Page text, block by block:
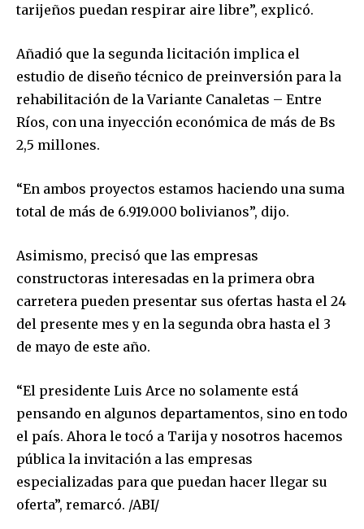
Join our community of
SUBSCRIBERS and be part of the
conversation.
To subscribe, simply enter your email address on our website
or click the subscribe button below. Don't worry, we respect
your privacy and won't spam your inbox. Your information is
safe with us.
tarijeños puedan respirar aire libre”, explicó.
Añadió que la segunda licitación implica el
estudio de diseño técnico de preinversión para la
rehabilitación de la Variante Canaletas – Entre
Ríos, con una inyección económica de más de Bs
2,5 millones.
“En ambos proyectos estamos haciendo una suma
total de más de 6.919.000 bolivianos”, dijo.
Asimismo, precisó que las empresas
constructoras interesadas en la primera obra
carretera pueden presentar sus ofertas hasta el 24
del presente mes y en la segunda obra hasta el 3
de mayo de este año.
“El presidente Luis Arce no solamente está
pensando en algunos departamentos, sino en todo
el país. Ahora le tocó a Tarija y nosotros hacemos
pública la invitación a las empresas
especializadas para que puedan hacer llegar su
oferta”, remarcó. /ABI/